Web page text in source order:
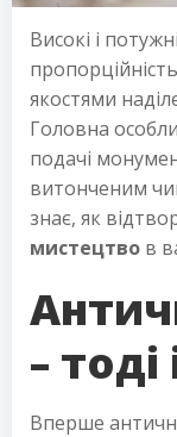
Високі і
якостями
Головна
подачі
витонченим
знає, як
мистецтво в
– тоді
Вперше